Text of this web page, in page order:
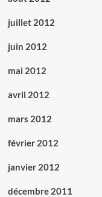
juillet 2012
juin 2012
mai 2012
avril 2012
mars 2012
février 2012
janvier 2012
décembre 2011